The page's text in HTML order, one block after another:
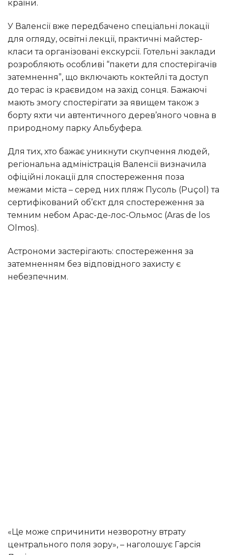
країни.
У Валенсії вже передбачено спеціальні локації
для огляду, освітні лекції, практичні майстер-
класи та організовані екскурсії. Готельні заклади
розробляють особливі “пакети для спостерігачів
затемнення”, що включають коктейлі та доступ
до терас із краєвидом на захід сонця. Бажаючі
мають змогу спостерігати за явищем також з
борту яхти чи автентичного дерев’яного човна в
природному парку Альбуфера.
Для тих, хто бажає уникнути скупчення людей,
регіональна адміністрація Валенсії визначила
офіційні локації для спостереження поза
межами міста – серед них пляж Пусоль (Puçol) та
сертифікований об’єкт для спостереження за
темним небом Арас-де-лос-Ольмос (Aras de los
Olmos).
Астрономи застерігають: спостереження за
затемненням без відповідного захисту є
небезпечним.
«Це може спричинити незворотну втрату
центрального поля зору», – наголошує Гарсія